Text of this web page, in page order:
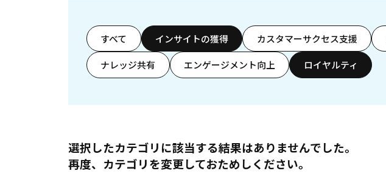
すべて インサイトの獲得 カスタマーサクセス支援
ナレッジ共有 エンゲージメント向上 ロイヤルティ
選択したカテゴリに該当する結果はありませんでした。
再度、カテゴリを変更しておためしください。